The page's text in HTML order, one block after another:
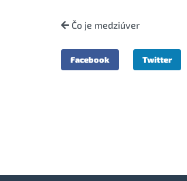
Čo je medziúver
Facebook Twitter